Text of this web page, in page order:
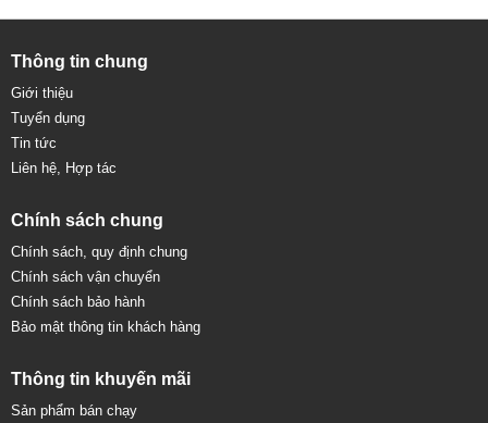
Thông tin chung
Giới thiệu
Tuyển dụng
Tin tức
Liên hệ, Hợp tác
Chính sách chung
Chính sách, quy định chung
Chính sách vận chuyển
Chính sách bảo hành
Bảo mật thông tin khách hàng
Thông tin khuyến mãi
Sản phẩm bán chạy